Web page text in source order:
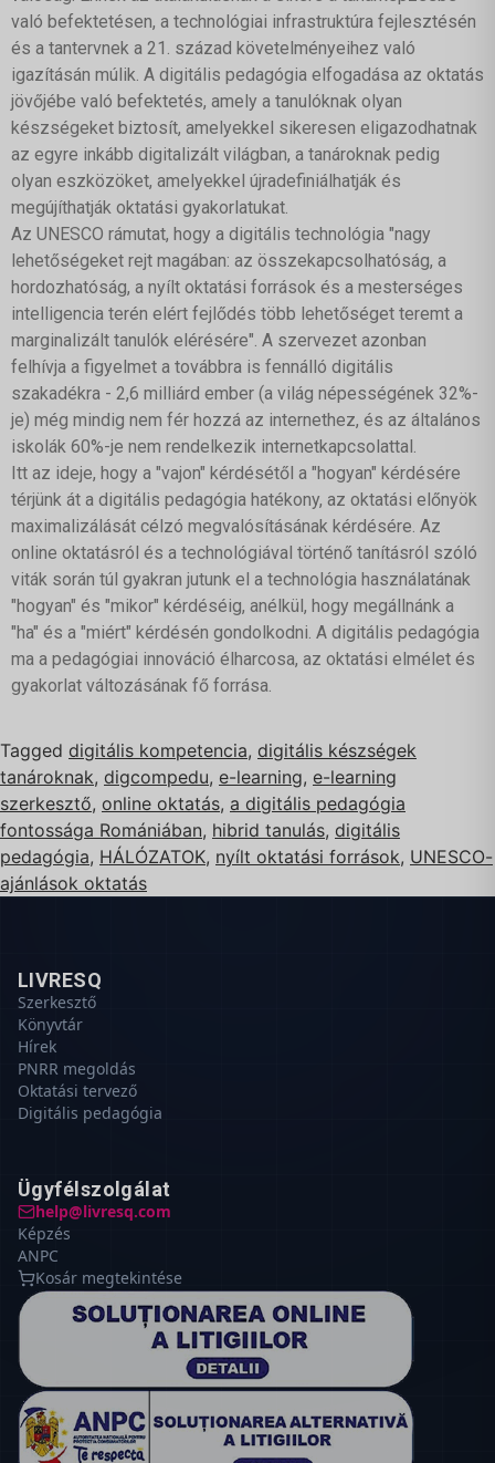
való befektetésen, a technológiai infrastruktúra fejlesztésén
és a tantervnek a 21. század követelményeihez való
igazításán múlik. A digitális pedagógia elfogadása az oktatás
jövőjébe való befektetés, amely a tanulóknak olyan
készségeket biztosít, amelyekkel sikeresen eligazodhatnak
az egyre inkább digitalizált világban, a tanároknak pedig
olyan eszközöket, amelyekkel újradefiniálhatják és
megújíthatják oktatási gyakorlatukat.
Az UNESCO rámutat, hogy a digitális technológia "nagy
lehetőségeket rejt magában: az összekapcsolhatóság, a
hordozhatóság, a nyílt oktatási források és a mesterséges
intelligencia terén elért fejlődés több lehetőséget teremt a
marginalizált tanulók elérésére". A szervezet azonban
felhívja a figyelmet a továbbra is fennálló digitális
szakadékra - 2,6 milliárd ember (a világ népességének 32%-
je) még mindig nem fér hozzá az internethez, és az általános
iskolák 60%-je nem rendelkezik internetkapcsolattal.
Itt az ideje, hogy a "vajon" kérdésétől a "hogyan" kérdésére
térjünk át a digitális pedagógia hatékony, az oktatási előnyök
maximalizálását célzó megvalósításának kérdésére. Az
online oktatásról és a technológiával történő tanításról szóló
viták során túl gyakran jutunk el a technológia használatának
"hogyan" és "mikor" kérdéséig, anélkül, hogy megállnánk a
"ha" és a "miért" kérdésén gondolkodni. A digitális pedagógia
ma a pedagógiai innováció élharcosa, az oktatási elmélet és
gyakorlat változásának fő forrása.
Tagged digitális kompetencia, digitális készségek
tanároknak, digcompedu, e-learning, e-learning
szerkesztő, online oktatás, a digitális pedagógia
fontossága Romániában, hibrid tanulás, digitális
pedagógia, HÁLÓZATOK, nyílt oktatási források, UNESCO-
ajánlások oktatás
LIVRESQ
Szerkesztő
Könyvtár
Hírek
PNRR megoldás
Oktatási tervező
Digitális pedagógia
Ügyfélszolgálat
help@livresq.com
Képzés
ANPC
Kosár megtekintése